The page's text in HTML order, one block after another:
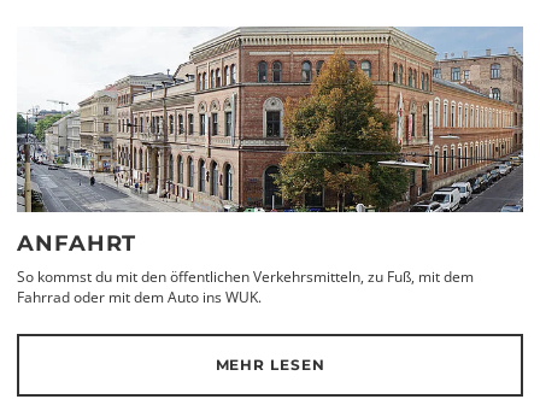
ANFAHRT
So kommst du mit den öffentlichen Verkehrsmitteln, zu Fuß, mit dem
Fahrrad oder mit dem Auto ins WUK.
MEHR LESEN